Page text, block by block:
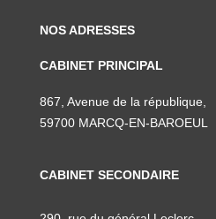
NOS ADRESSES
CABINET PRINCIPAL
867, Avenue de la république,
59700 MARCQ-EN-BAROEUL
CABINET SECONDAIRE